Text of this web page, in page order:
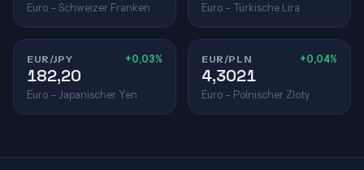
Euro – Schweizer Franken Euro – Türkische Lira
EUR/JPY +0,03%
182,20
Euro – Japanischer Yen
EUR/PLN +0,04%
4,3021
Euro – Polnischer Zloty